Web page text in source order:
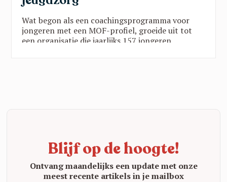
Wat begon als een coachingsprogramma voor
jongeren met een MOF-profiel, groeide uit tot
een organisatie die jaarlijks 157 jongeren
Blijf op de hoogte!
Ontvang maandelijks een update met onze
meest recente artikels in je mailbox